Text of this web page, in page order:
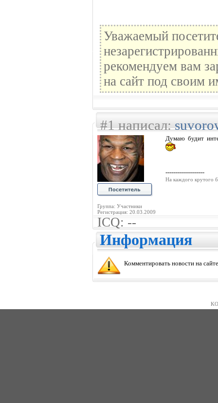
Уважаемый
рекомендуем вам
на сайт под своим
#1 написал:
Группа: Участники
Регистрация: 20.03.2009
Думаю будит
--------------------
На каждого крутого
ICQ: --
Информация
Комментировать новости на